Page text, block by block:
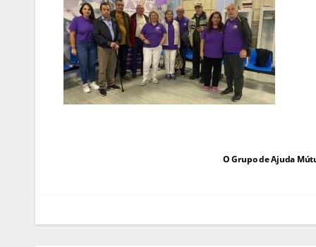
O Grupo de Ajuda